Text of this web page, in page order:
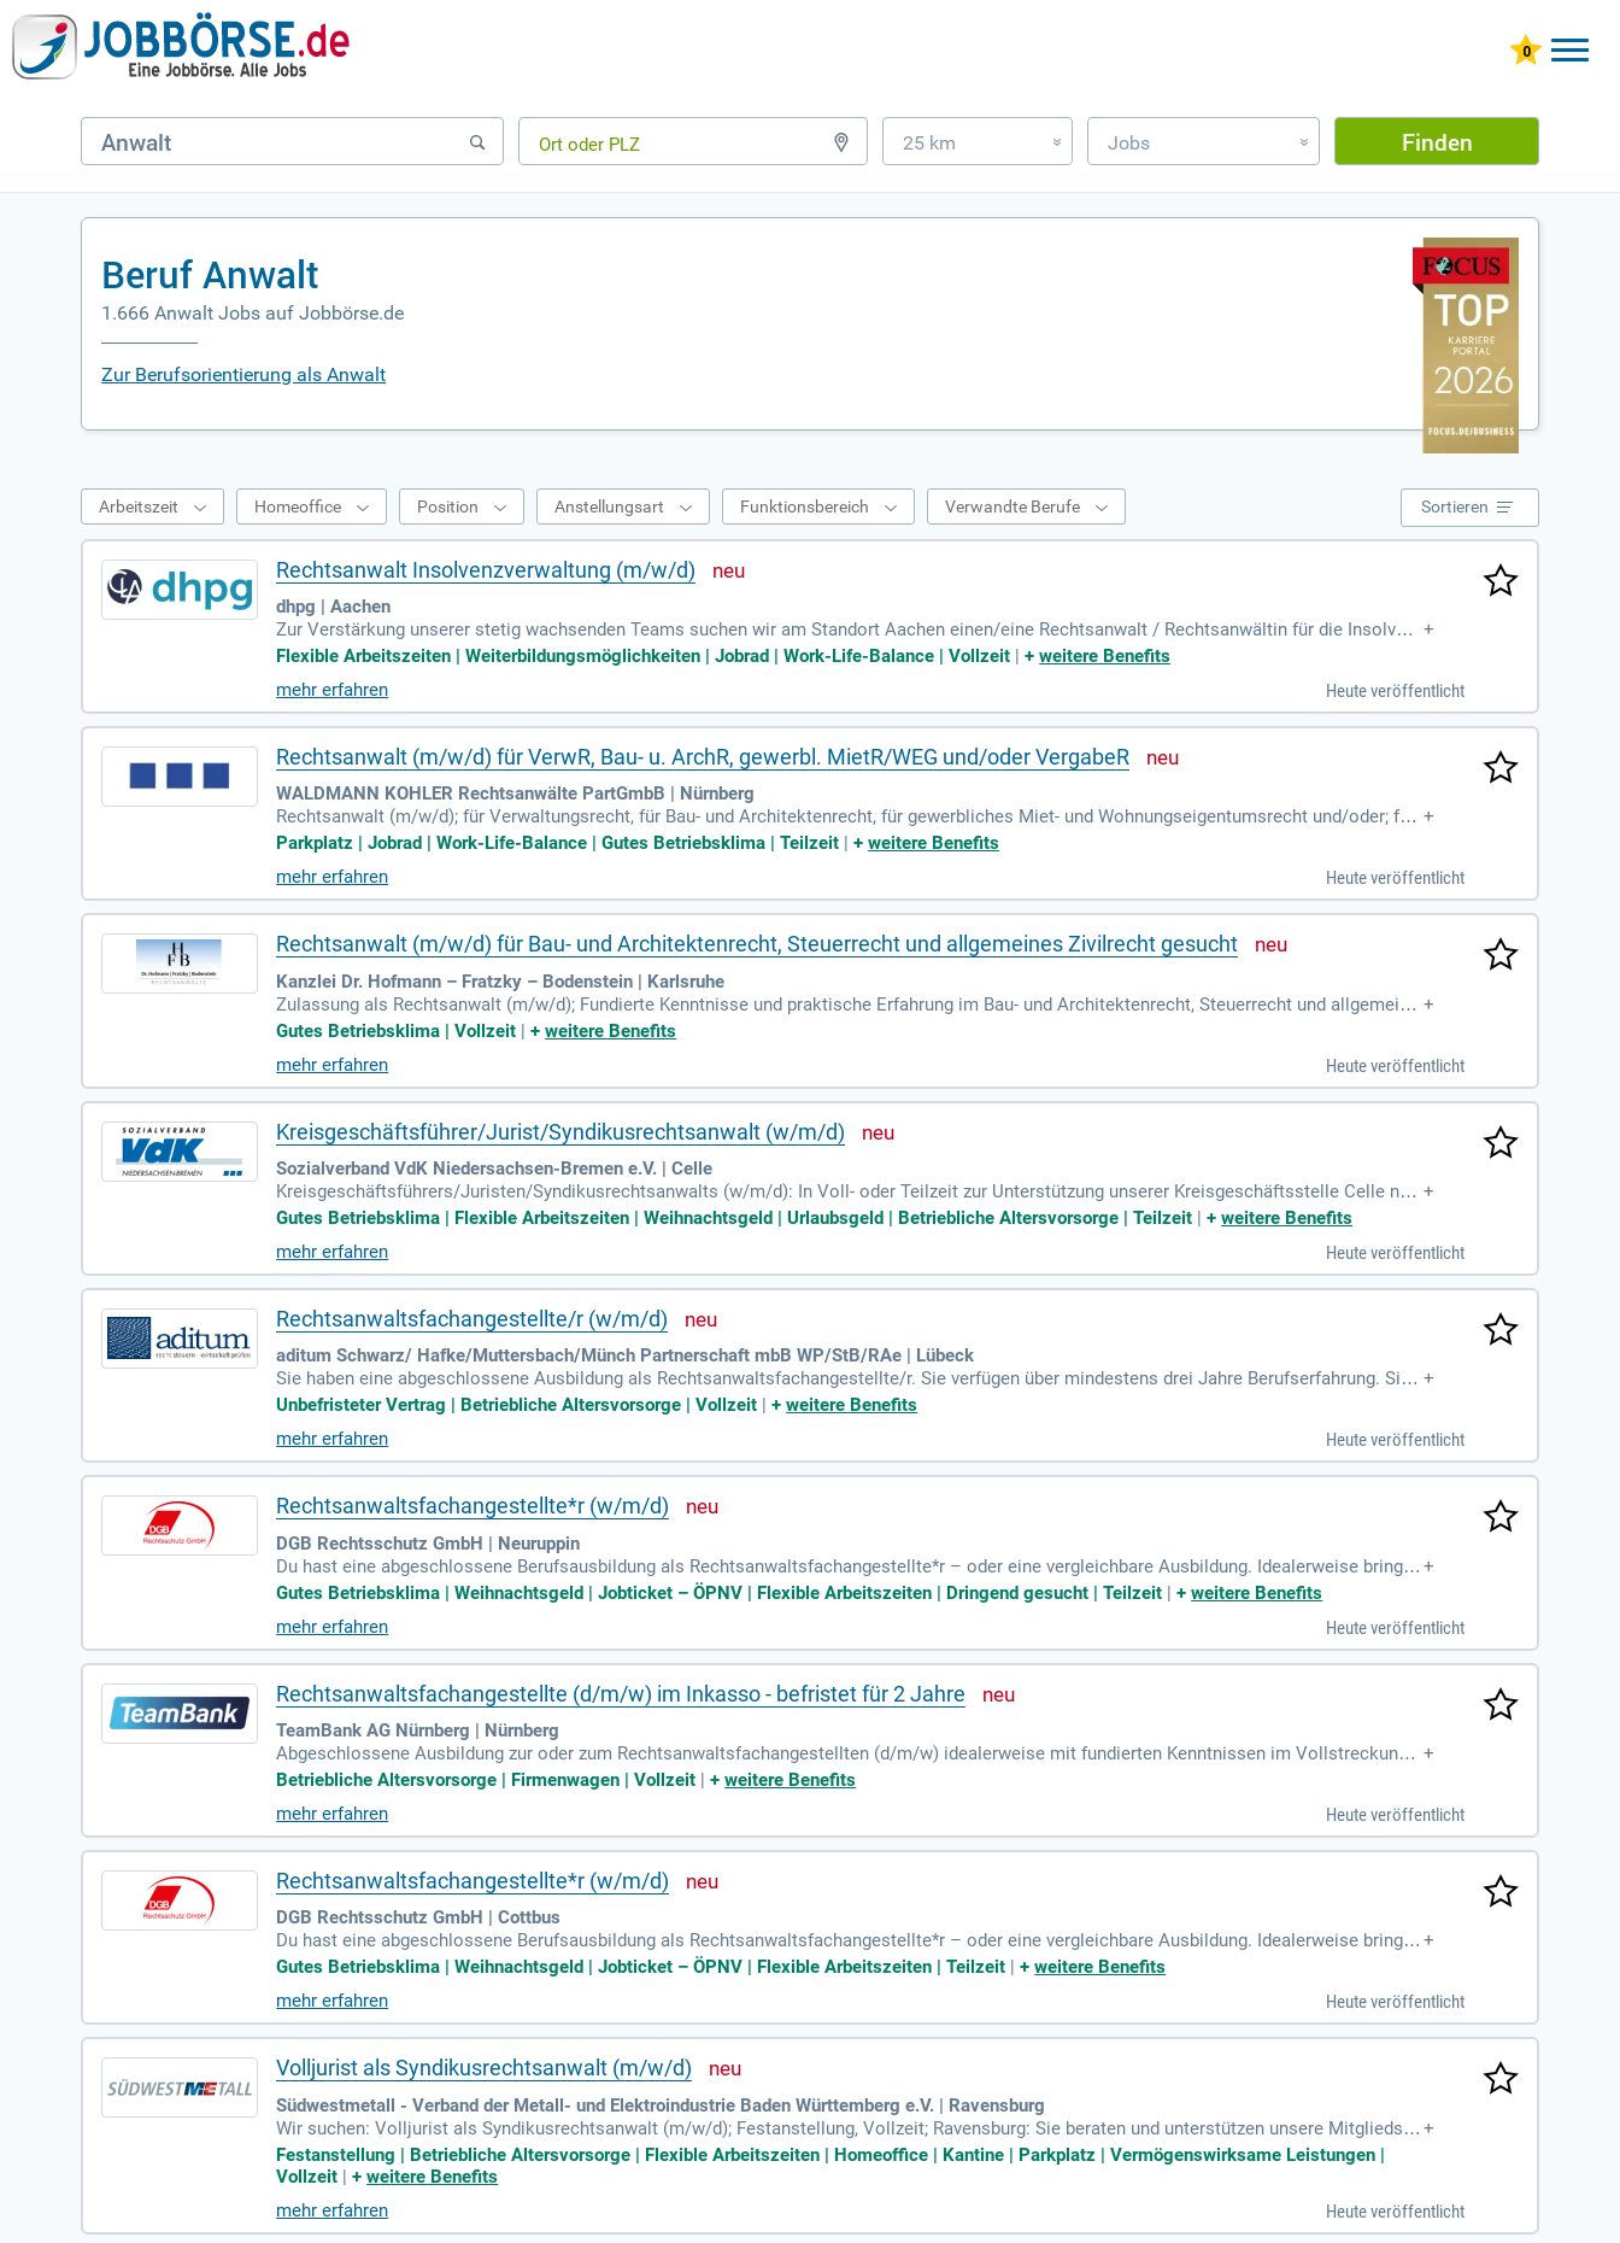
25 km » Jobs » Finden
Beruf Anwalt
1.666 Anwalt Jobs auf Jobbörse.de
Zur Berufsorientierung als Anwalt
Arbeitszeit Homeoffice Position Anstellungsart Funktionsbereich Verwandte Berufe Sortieren
Rechtsanwalt Insolvenzverwaltung (m/w/d)
dhpg | Aachen
Zur Verstärkung unserer stetig wachsenden Teams suchen wir am Standort Aachen einen/eine Rechtsanwalt / Rechtsanwältin für die Insolven
zverwaltung (m/w/d) in Vollzeit.
+
Flexible Arbeitszeiten | Weiterbildungsmöglichkeiten | Jobrad | Work-Life-Balance | Vollzeit |+weitere Benefits
mehr erfahren
Heute veröffentlicht
Rechtsanwalt (m/w/d) für VerwR, Bau- u. ArchR, gewerbl. MietR/WEG und/oder VergabeR
WALDMANN KOHLER Rechtsanwälte PartGmbB | Nürnberg
Rechtsanwalt (m/w/d); für Verwaltungsrecht, für Bau- und Architektenrecht, für gewerbliches Miet- und Wohnungseigentumsrecht und/oder; für
Vergabe- und Fördermittelrecht: In Voll- oder Teilzeit Teil unseres Kanzleiteams werden.
+
Parkplatz | Jobrad | Work-Life-Balance | Gutes Betriebsklima | Teilzeit |+weitere Benefits
mehr erfahren
Heute veröffentlicht
Rechtsanwalt (m/w/d) für Bau- und Architektenrecht, Steuerrecht und allgemeines Zivilrecht gesucht
Kanzlei Dr. Hofmann – Fratzky – Bodenstein | Karlsruhe
Zulassung als Rechtsanwalt (m/w/d); Fundierte Kenntnisse und praktische Erfahrung im Bau- und Architektenrecht, Steuerrecht und allgemeine
n Zivilrecht; Unternehmerisches Denken und Interesse an der langfristigen Mitgestaltung einer etablierten Kanzlei
+
Gutes Betriebsklima | Vollzeit |+weitere Benefits
mehr erfahren
Heute veröffentlicht
Kreisgeschäftsführer/Jurist/Syndikusrechtsanwalt (w/m/d)
Sozialverband VdK Niedersachsen-Bremen e.V. | Celle
Kreisgeschäftsführers/Juristen/Syndikusrechtsanwalts (w/m/d): In Voll- oder Teilzeit zur Unterstützung unserer Kreisgeschäftsstelle Celle neu
zu besetzen.
+
Gutes Betriebsklima | Flexible Arbeitszeiten | Weihnachtsgeld | Urlaubsgeld | Betriebliche Altersvorsorge | Teilzeit |+weitere Benefits
mehr erfahren
Heute veröffentlicht
Rechtsanwaltsfachangestellte/r (w/m/d)
aditum Schwarz/ Hafke/Muttersbach/Münch Partnerschaft mbB WP/StB/RAe | Lübeck
Sie haben eine abgeschlossene Ausbildung als Rechtsanwaltsfachangestellte/r. Sie verfügen über mindestens drei Jahre Berufserfahrung. Sie
arbeiten routiniert mit dem Microsoft Office Paket.
+
Unbefristeter Vertrag | Betriebliche Altersvorsorge | Vollzeit |+weitere Benefits
mehr erfahren
Heute veröffentlicht
Rechtsanwaltsfachangestellte*r (w/m/d)
DGB Rechtsschutz GmbH | Neuruppin
Du hast eine abgeschlossene Berufsausbildung als Rechtsanwaltsfachangestellte*r – oder eine vergleichbare Ausbildung. Idealerweise bringst
du erste Berufserfahrungen mit und Arbeitsabläufe in Büros sind dir bekannt.
+
Gutes Betriebsklima | Weihnachtsgeld | Jobticket – ÖPNV | Flexible Arbeitszeiten | Dringend gesucht | Teilzeit |+weitere Benefits
mehr erfahren
Heute veröffentlicht
Rechtsanwaltsfachangestellte (d/m/w) im Inkasso - befristet für 2 Jahre
TeamBank AG Nürnberg | Nürnberg
Abgeschlossene Ausbildung zur oder zum Rechtsanwaltsfachangestellten (d/m/w) idealerweise mit fundierten Kenntnissen im Vollstreckungs
recht oder mehrjährige Erfahrung im Vollstreckungsbereich; Gute anwendungsorientierte IT-Kenntnisse, insbesondere in
+
Betriebliche Altersvorsorge | Firmenwagen | Vollzeit |+weitere Benefits
mehr erfahren
Heute veröffentlicht
Rechtsanwaltsfachangestellte*r (w/m/d)
DGB Rechtsschutz GmbH | Cottbus
Du hast eine abgeschlossene Berufsausbildung als Rechtsanwaltsfachangestellte*r – oder eine vergleichbare Ausbildung. Idealerweise bringst
du erste Berufserfahrungen mit und Arbeitsabläufe in Büros sind dir bekannt.
+
Gutes Betriebsklima | Weihnachtsgeld | Jobticket – ÖPNV | Flexible Arbeitszeiten | Teilzeit |+weitere Benefits
mehr erfahren
Heute veröffentlicht
Volljurist als Syndikusrechtsanwalt (m/w/d)
Südwestmetall - Verband der Metall- und Elektroindustrie Baden Württemberg e.V. | Ravensburg
Wir suchen: Volljurist als Syndikusrechtsanwalt (m/w/d); Festanstellung, Vollzeit; Ravensburg: Sie beraten und unterstützen unsere Mitgliedsun
ternehmen in allen Fragen des kollektiven und individuellen Arbeits-, Tarif- und Sozialrechts.
+
Festanstellung | Betriebliche Altersvorsorge | Flexible Arbeitszeiten | Homeoffice | Kantine | Parkplatz | Vermögenswirksame Leistungen |
Vollzeit |+weitere Benefits
mehr erfahren
Heute veröffentlicht